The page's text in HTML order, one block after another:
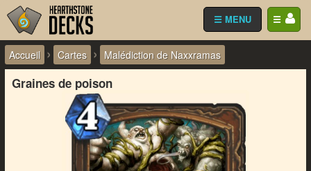
☰
☰ MENU
Accueil › Cartes › Malédiction de Naxxramas
Graines de poison